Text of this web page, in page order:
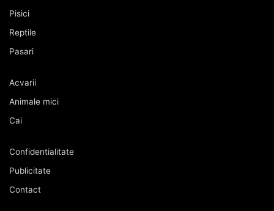
Pisici
Reptile
Pasari
Acvarii
Animale mici
Cai
Confidentialitate
Publicitate
Contact